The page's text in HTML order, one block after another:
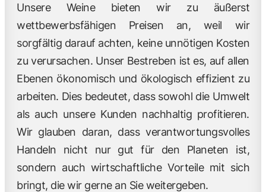
Unsere Weine bieten wir zu äußerst
wettbewerbsfähigen Preisen an, weil wir
sorgfältig darauf achten, keine unnötigen Kosten
zu verursachen. Unser Bestreben ist es, auf allen
Ebenen ökonomisch und ökologisch effizient zu
arbeiten. Dies bedeutet, dass sowohl die Umwelt
als auch unsere Kunden nachhaltig profitieren.
Wir glauben daran, dass verantwortungsvolles
Handeln nicht nur gut für den Planeten ist,
sondern auch wirtschaftliche Vorteile mit sich
bringt, die wir gerne an Sie weitergeben.